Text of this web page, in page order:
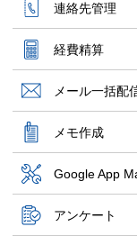
連絡先管理
経費精算
メール一括配
メモ作成
Google App
アンケート